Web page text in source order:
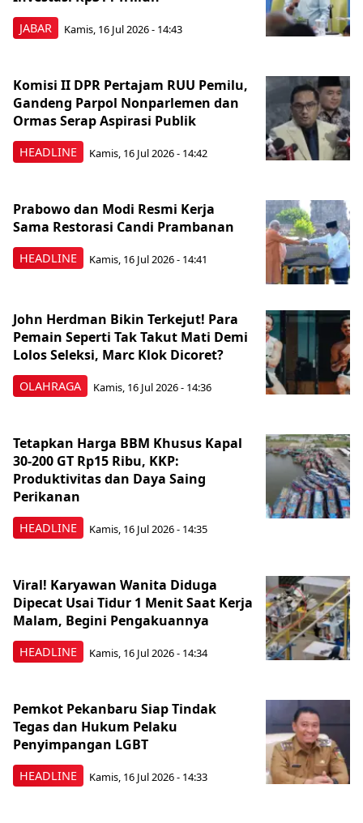
JABAR Kamis, 16 Jul 2026 - 14:43
HEADLINE
Komisi II DPR Pertajam RUU Pemilu,
Gandeng Parpol Nonparlemen dan
Ormas Serap Aspirasi Publik
Kamis, 16 Jul 2026 - 14:42
HEADLINE
Prabowo dan Modi Resmi Kerja
Sama Restorasi Candi Prambanan
Kamis, 16 Jul 2026 - 14:41
OLAHRAGA
John Herdman Bikin Terkejut! Para
Pemain Seperti Tak Takut Mati Demi
Lolos Seleksi, Marc Klok Dicoret?
Kamis, 16 Jul 2026 - 14:36
HEADLINE
Tetapkan Harga BBM Khusus Kapal
30-200 GT Rp15 Ribu, KKP:
Produktivitas dan Daya Saing
Perikanan
Kamis, 16 Jul 2026 - 14:35
HEADLINE
Viral! Karyawan Wanita Diduga
Dipecat Usai Tidur 1 Menit Saat Kerja
Malam, Begini Pengakuannya
Kamis, 16 Jul 2026 - 14:34
HEADLINE
Pemkot Pekanbaru Siap Tindak
Tegas dan Hukum Pelaku
Penyimpangan LGBT
Kamis, 16 Jul 2026 - 14:33